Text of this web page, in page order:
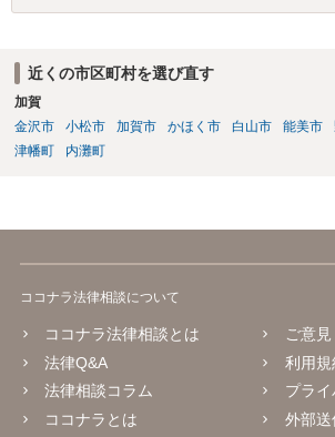
近くの市区町村を選び直す
加賀
金沢市
小松市 加賀市 かほく市 白山市 能美市
津幡町
内灘町
ココナラ法律相談について
ココナラ法律相談とは
法律Q&A
法律相談コラム
ココナラとは
ご意
利用規
プラ
外部送